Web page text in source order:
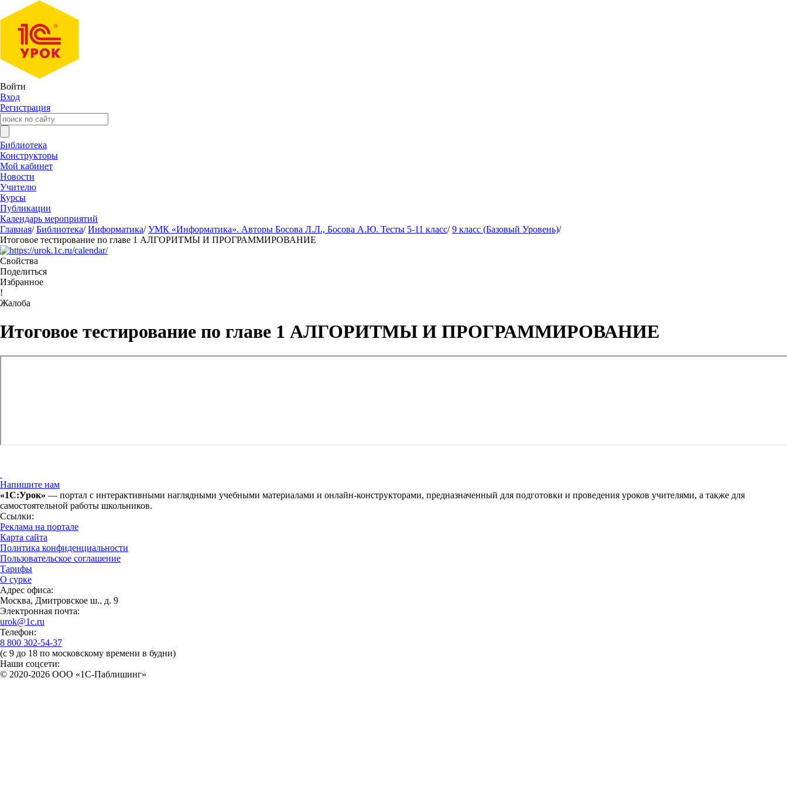
Войти
Вход
Регистрация
Библиотека
Конструкторы
Мой кабинет
Новости
Учителю
Курсы
Публикации
Календарь мероприятий
Главная/ Библиотека/ Информатика/ УМК «Информатика». Авторы Босова Л.Л., Босова А.Ю. Тесты 5-11 класс/ 9 класс (Базовый Уровень)/
Итоговое тестирование по главе 1 АЛГОРИТМЫ И ПРОГРАММИРОВАНИЕ
Свойства
Поделиться
Избранное
!
Жалоба
Итоговое тестирование по главе 1 АЛГОРИТМЫ И ПРОГРАММИРОВАНИЕ
Напишите нам
«1С:Урок» — портал с интерактивными наглядными учебными материалами и онлайн-конструкторами, предназначенный для подготовки и проведения уроков учителями, а также для
самостоятельной работы школьников.
Ссылки:
Реклама на портале
Карта сайта
Политика конфиденциальности
Пользовательское соглашение
Тарифы
О сурке
Адрес офиса:
Москва, Дмитровское ш., д. 9
Электронная почта:
urok@1c.ru
Телефон:
8 800 302-54-37
(с 9 до 18 по московскому времени в будни)
Наши соцсети:
© 2020-2026 OOO «1С-Паблишинг»